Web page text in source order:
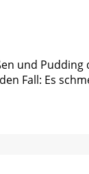
und Pudding
Fall: Es